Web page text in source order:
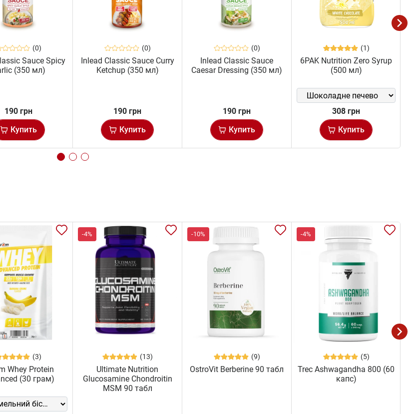
(0)
Sauce Spicy
(350 мл)
190 грн
Купить
(0)
Inlead Classic Sauce Curry
Ketchup (350 мл)
190 грн
Купить
(0)
Inlead Classic Sauce
Caesar Dressing (350 мл)
190 грн
Купить
(1)
6PAK Nutrition Zero Syrup
(500 мл)
308 грн
Купить
(3)
Whey Protein
(30 грам)
-4%
(13)
Ultimate Nutrition
Glucosamine Chondroitin
MSM 90 табл
-10%
(9)
OstroVit Berberine 90 табл
-4%
(5)
Trec Ashwagandha 800 (60
капс)